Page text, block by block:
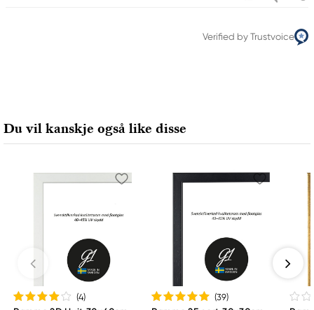
Verified by Trustvoice
Du vil kanskje også like disse
(4)
(39)